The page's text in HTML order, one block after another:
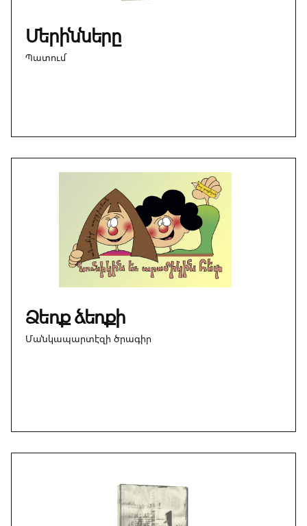
Մերինները
Պատում
Ձեռք ձեռքի
Մանկապարտէզի ծրագիր